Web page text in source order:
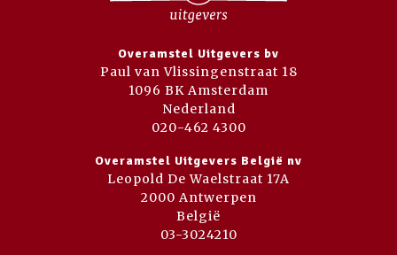
Overamstel Uitgevers bv
Paul van Vlissingenstraat 18
1096 BK Amsterdam
Nederland
020-462 4300
Overamstel Uitgevers België nv
Leopold De Waelstraat 17A
2000 Antwerpen
België
03-3024210